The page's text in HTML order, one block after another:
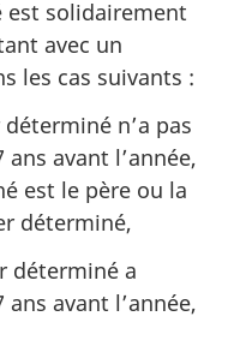
solidairement
avec un
les cas suivants :
n’a pas
avant l’année,
est le père ou la
déterminé,
déterminé a
avant l’année,